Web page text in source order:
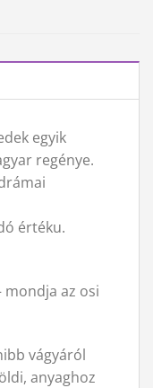
egyik
regénye.
értéku.
mondja az osi
vágyáról
anyaghoz